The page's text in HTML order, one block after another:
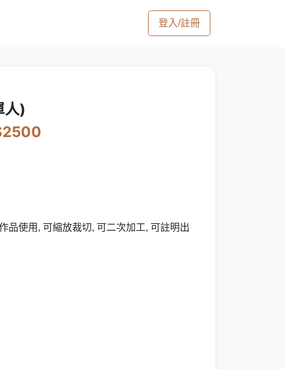
登入/註冊
人)
品使用, 可縮放裁切, 可二次加工, 可註明出